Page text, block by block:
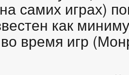
самих играх)
как
во время игр